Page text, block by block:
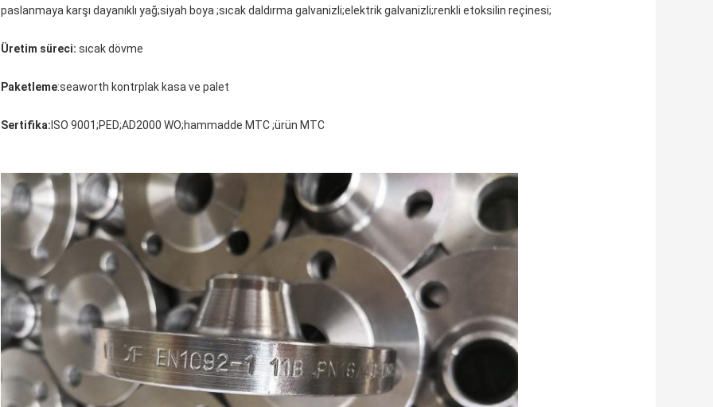
Sizi yakında arayacağız!
paslanmaya karşı dayanıklı yağ;siyah boya ;sıcak daldırma galvanizli;elektrik galvanizli;renkli etoksilin reçinesi;
Üretim süreci: sıcak dövme
Paketleme:seaworth kontrplak kasa ve palet
Sertifika: ISO 9001;PED;AD2000 WO;hammadde MTC ;ürün MTC